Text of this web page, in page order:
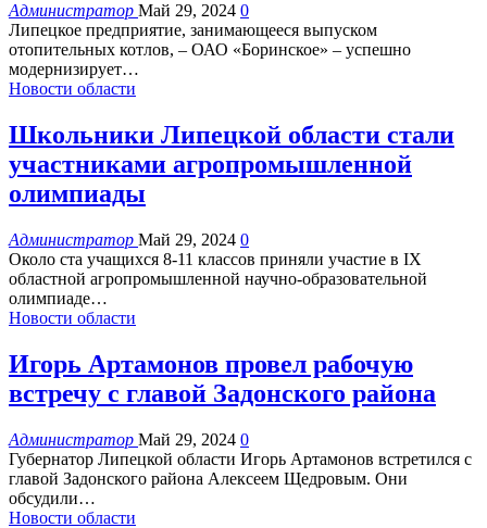
Администратор Май 29, 2024 0
Липецкое предприятие, занимающееся выпуском
отопительных котлов, – ОАО «Боринское» – успешно
модернизирует…
Новости области
Школьники Липецкой области стали
участниками агропромышленной
олимпиады
Администратор Май 29, 2024 0
Около ста учащихся 8-11 классов приняли участие в IХ
областной агропромышленной научно-образовательной
олимпиаде…
Новости области
Игорь Артамонов провел рабочую
встречу с главой Задонского района
Администратор Май 29, 2024 0
Губернатор Липецкой области Игорь Артамонов встретился с
главой Задонского района Алексеем Щедровым. Они
обсудили…
Новости области